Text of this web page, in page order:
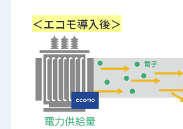
＜エコモ導入後＞